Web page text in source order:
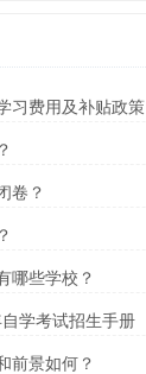
习费用及补贴政策
卷？
哪些学校？
学考试招生手册
前景如何？